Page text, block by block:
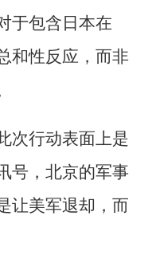
于包含日本在
和性反应，而非
次行动表面上是
号，北京的军事
让美军退却，而